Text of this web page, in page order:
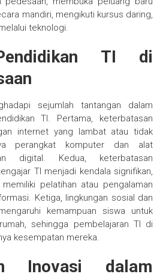
mandiri, mengikuti kursus daring,
teknologi.
TI di
sejumlah tantangan dalam
TI. Pertama, keterbatasan
internet yang lambat atau tidak
perangkat komputer dan alat
digital. Kedua, keterbatasan
TI menjadi kendala signifikan,
pelatihan atau pengalaman
Ketiga, lingkungan sosial dan
kemampuan siswa untuk
sehingga pembelajaran TI di
kesempatan mereka.
Inovasi dalam